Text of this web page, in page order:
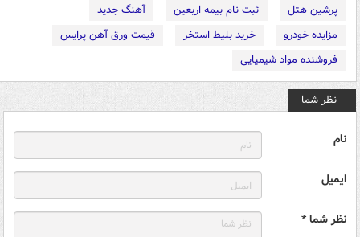
پرشین هتل
ثبت نام بیمه اربعین
آهنگ جدید
مزایده خودرو
خرید بلیط استخر
قیمت ورق آهن پرایس
فروشنده مواد شیمیایی
نظر شما
نام
ایمیل
نظر شما *